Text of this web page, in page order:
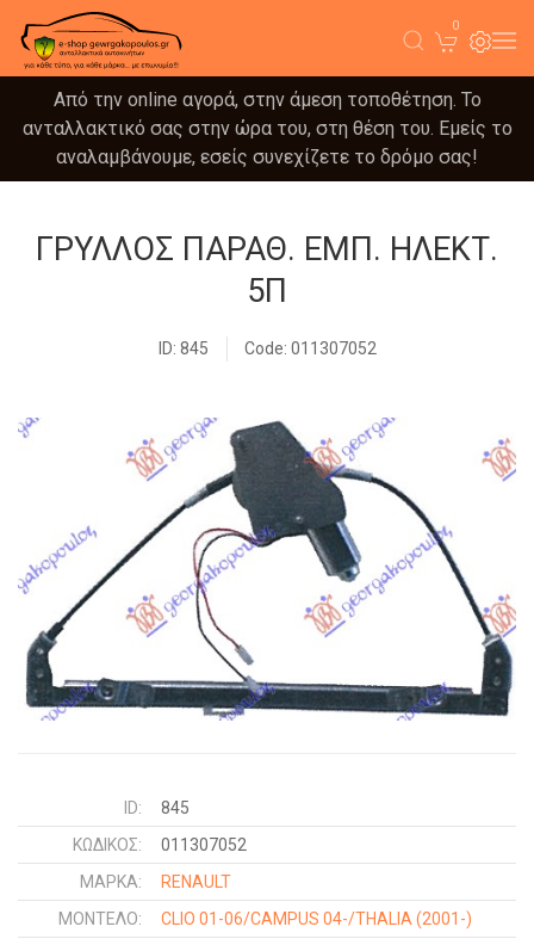
0
Από την online αγορά, στην άμεση τοποθέτηση. Το
ανταλλακτικό σας στην ώρα του, στη θέση του. Εμείς το
αναλαμβάνουμε, εσείς συνεχίζετε το δρόμο σας!
ΓΡΥΛΛΟΣ ΠΑΡΑΘ. ΕΜΠ. ΗΛΕΚΤ.
5Π
ID: 845 Code: 011307052
ID:
845
ΚΩΔΙΚΌΣ:
011307052
ΜΑΡΚΑ:
RENAULT
ΜΟΝΤΕΛΟ:
CLIO 01-06/CAMPUS 04-/THALIA (2001-)